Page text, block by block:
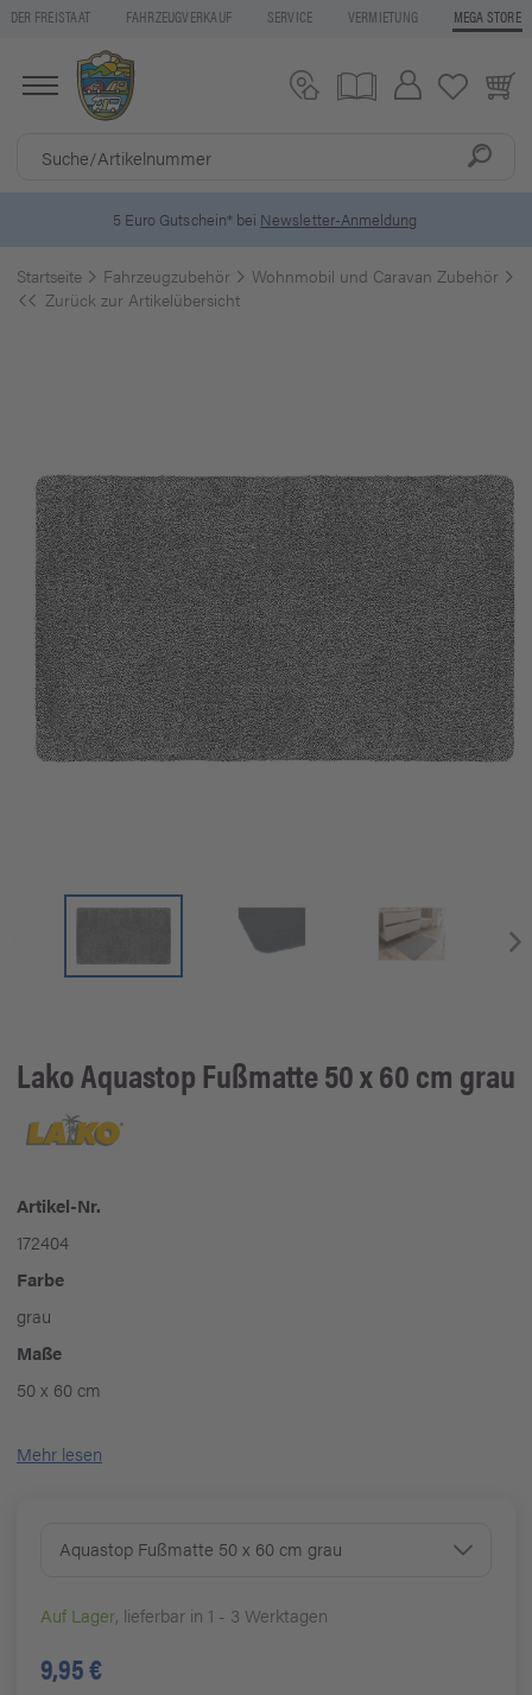
DER FREISTAAT FAHRZEUGVERKAUF SERVICE VERMIETUNG MEGA STORE
5 Euro Gutschein* bei Newsletter-Anmeldung
Startseite Fahrzeugzubehör Wohnmobil und Caravan Zubehör
Zurück zur Artikelübersicht
LakoAquastop Fußmatte 50 x 60 cm grau
Artikel-Nr.
172404
Farbe
grau
Maße
50 x 60 cm
Mehr lesen
Aquastop Fußmatte 50 x 60 cm grau
Auf Lager, lieferbar in 1 - 3 Werktagen
9,95 €